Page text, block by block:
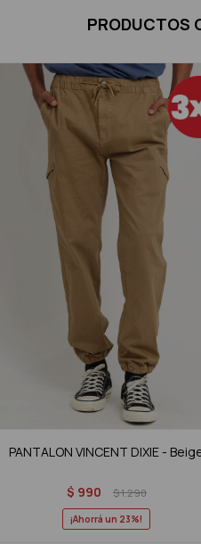
PRODUCTOS
PANTALON VINCENT DIXIE -
$ 990 $1.290
23